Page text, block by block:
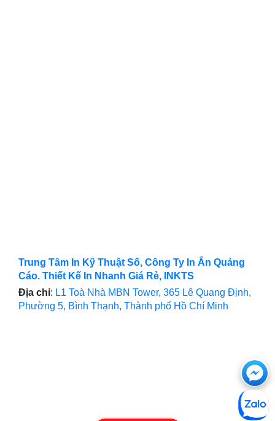
Trung Tâm In Kỹ Thuật Số, Công Ty In Ấn Quảng
Cáo. Thiết Kế In Nhanh Giá Rẻ, INKTS
Địa chỉ: L1 Toà Nhà MBN Tower, 365 Lê Quang Định,
Phường 5, Bình Thạnh, Thành phố Hồ Chí Minh
với